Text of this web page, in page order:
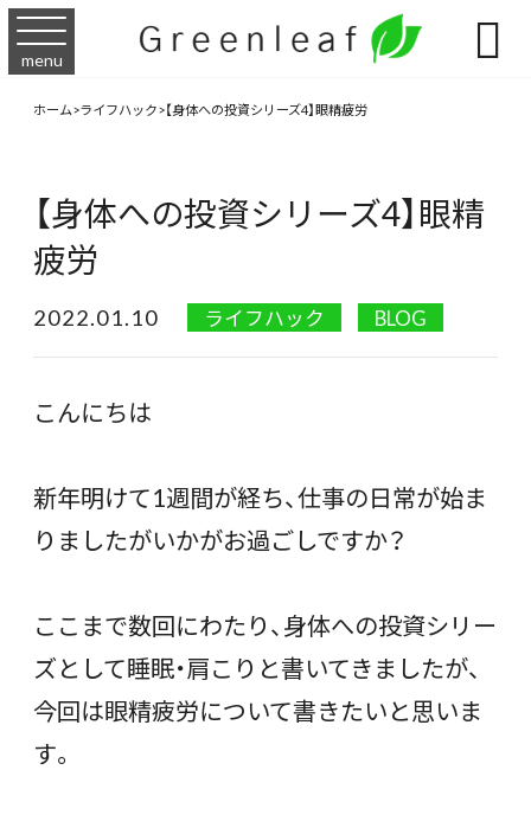
menu 
ホーム>ライフハック>【身体への投資シリーズ4】眼精疲労
【身体への投資シリーズ4】眼精
疲労
2022.01.10 ライフハック BLOG
こんにちは
新年明けて1週間が経ち、仕事の日常が始ま
りましたがいかがお過ごしですか？
ここまで数回にわたり、身体への投資シリー
ズとして睡眠・肩こりと書いてきましたが、
今回は眼精疲労について書きたいと思いま
す。